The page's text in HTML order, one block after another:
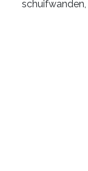
schuifwanden,